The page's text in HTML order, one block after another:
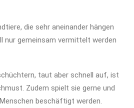
die sehr aneinander hängen
nur gemeinsam vermittelt werden
taut aber schnell auf, ist
Zudem spielt sie gerne und
beschäftigt werden.